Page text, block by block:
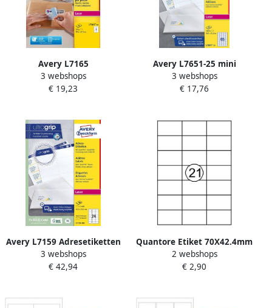
Avery L7165
Verzendetiketten Laser
Ultragrip wit 40 vellen 8 per
3 webshops
€ 19,23
Avery L7651-25 mini
adresetiketten ft 38 1 x 21 2
mm (b x h) 1.625 etiketten
3 webshops
€ 17,76
Avery L7159 Adresetiketten
Laser Ultragrip wit 100
vellen 24 per vel 63 5 x 33 9
3 webshops
€ 42,94
Quantore Etiket 70X42.4mm
315 stuks
2 webshops
€ 2,90